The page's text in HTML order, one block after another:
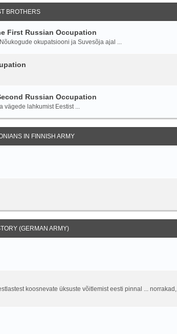
BROTHERS
First Russian Occupation
okupatsiooni ja Suvesõja ajal ...
Russian Occupation
vägede lahkumist Eestist ...
IN FINNISH ARMY
(GERMAN ARMY)
koosnevate üksuste võitlemist eesti pinnal ... norrakad,